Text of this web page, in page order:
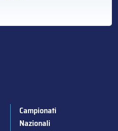
Campionati
Nazionali